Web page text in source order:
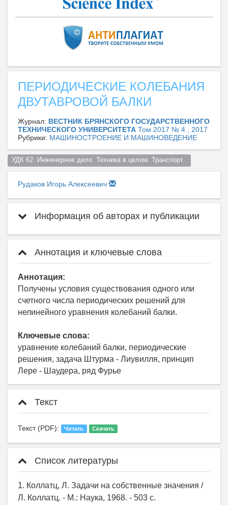
ПЕРИОДИЧЕСКИЕ КОЛЕБАНИЯ
ДВУТАВРОВОЙ БАЛКИ
Журнал: ВЕСТНИК БРЯНСКОГО ГОСУДАРСТВЕННОГО
ТЕХНИЧЕСКОГО УНИВЕРСИТЕТА Том 2017 № 4 , 2017
Рубрики: МАШИНОСТРОЕНИЕ И МАШИНОВЕДЕНИЕ
УДК 62  Инженерное дело. Техника в целом. Транспорт
Рудаков Игорь Алексеевич
Информация об авторах и публикации
Аннотация и ключевые слова
Аннотация:
Получены условия существования одного или
счетного числа периодических решений для
нелинейного уравнения колебаний балки.
Ключевые слова:
уравнение колебаний балки, периодические
решения, задача Штурма - Лиувилля, принцип
Лере - Шаудера, ряд Фурье
Текст
Текст (PDF): Читать Скачать
Список литературы
1. Коллатц, Л. Задачи на собственные значения /
Л. Коллатц. - М.: Наука, 1968. - 503 с.